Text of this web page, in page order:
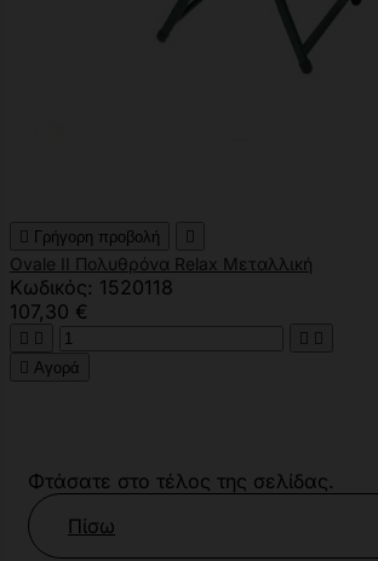
 Γρήγορη προβολή 
Ovale II Πολυθρόνα Relax Μεταλλική
Κωδικός: 1520118
107,30 €
   
 Αγορά
Φτάσατε στο τέλος της σελίδας.
Πίσω